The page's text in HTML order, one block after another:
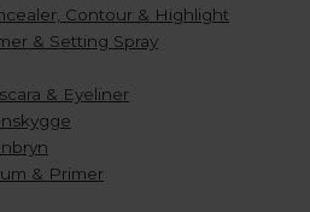
Contour & Highlight
& Setting Spray
& Eyeliner
& Primer